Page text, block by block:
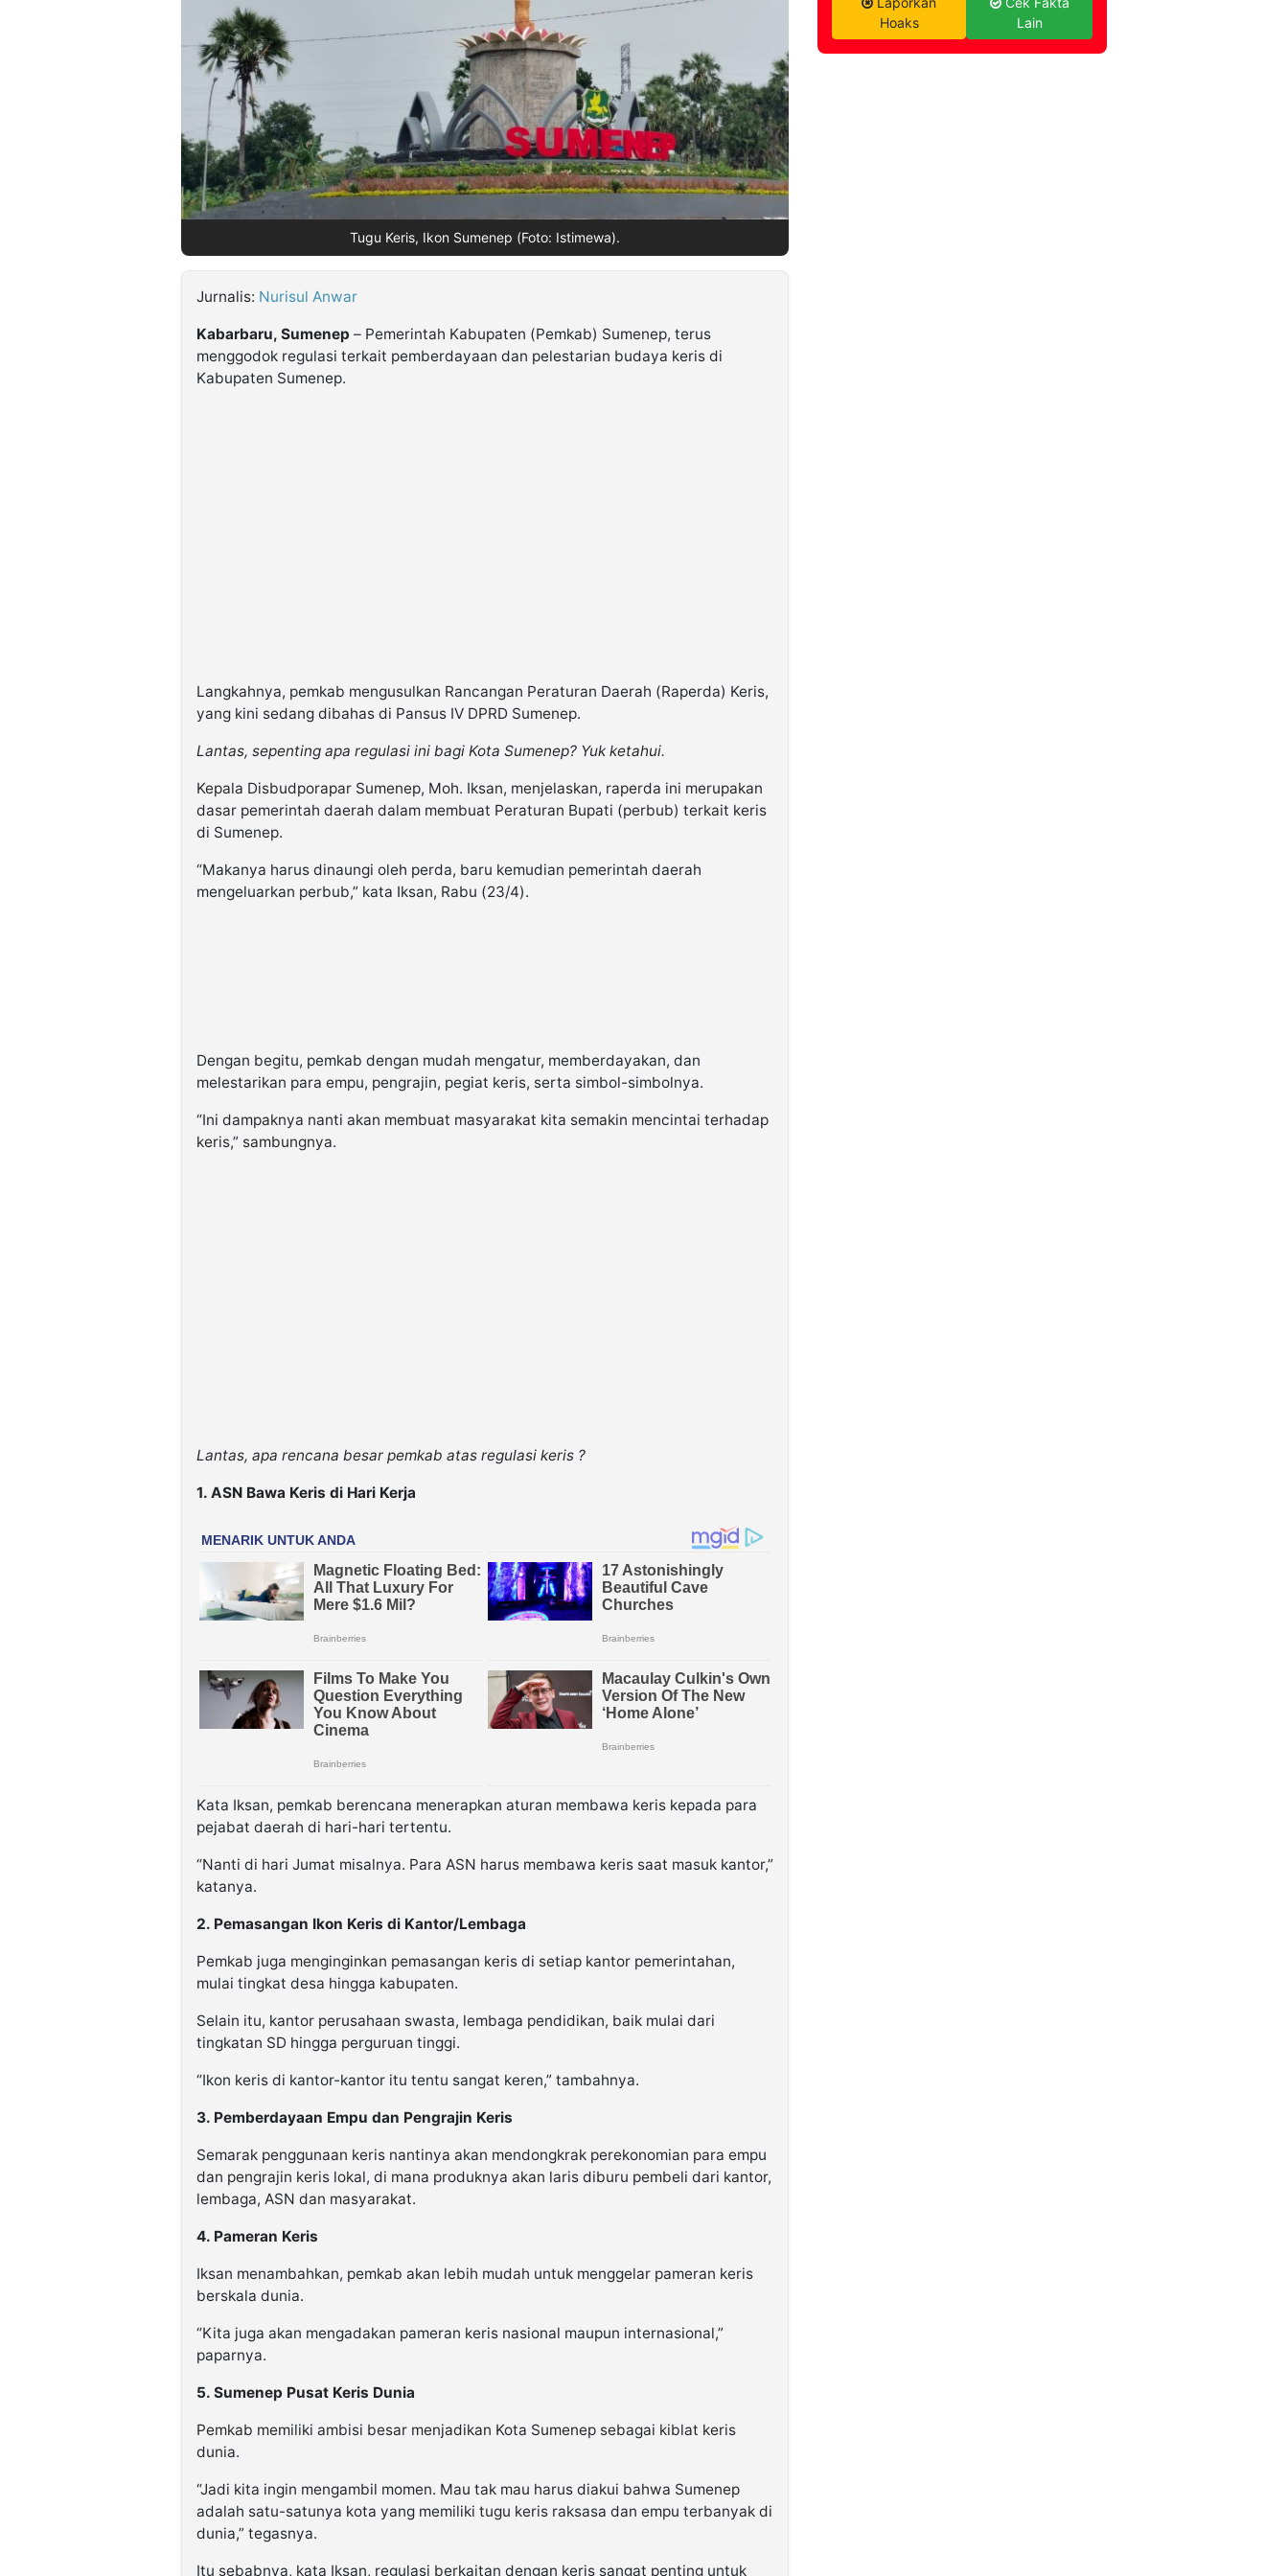
Tugu Keris, Ikon Sumenep (Foto: Istimewa).
Jurnalis: Nurisul Anwar
Kabarbaru, Sumenep – Pemerintah Kabupaten (Pemkab) Sumenep, terus
menggodok regulasi terkait pemberdayaan dan pelestarian budaya keris di
Kabupaten Sumenep.
Langkahnya, pemkab mengusulkan Rancangan Peraturan Daerah (Raperda) Keris,
yang kini sedang dibahas di Pansus IV DPRD Sumenep.
Lantas, sepenting apa regulasi ini bagi Kota Sumenep? Yuk ketahui.
Kepala Disbudporapar Sumenep, Moh. Iksan, menjelaskan, raperda ini merupakan
dasar pemerintah daerah dalam membuat Peraturan Bupati (perbub) terkait keris
di Sumenep.
“Makanya harus dinaungi oleh perda, baru kemudian pemerintah daerah
mengeluarkan perbub,” kata Iksan, Rabu (23/4).
Dengan begitu, pemkab dengan mudah mengatur, memberdayakan, dan
melestarikan para empu, pengrajin, pegiat keris, serta simbol-simbolnya.
“Ini dampaknya nanti akan membuat masyarakat kita semakin mencintai terhadap
keris,” sambungnya.
Lantas, apa rencana besar pemkab atas regulasi keris ?
1. ASN Bawa Keris di Hari Kerja
Kata Iksan, pemkab berencana menerapkan aturan membawa keris kepada para
pejabat daerah di hari-hari tertentu.
“Nanti di hari Jumat misalnya. Para ASN harus membawa keris saat masuk kantor,”
katanya.
2. Pemasangan Ikon Keris di Kantor/Lembaga
Pemkab juga menginginkan pemasangan keris di setiap kantor pemerintahan,
mulai tingkat desa hingga kabupaten.
Selain itu, kantor perusahaan swasta, lembaga pendidikan, baik mulai dari
tingkatan SD hingga perguruan tinggi.
“Ikon keris di kantor-kantor itu tentu sangat keren,” tambahnya.
3. Pemberdayaan Empu dan Pengrajin Keris
Semarak penggunaan keris nantinya akan mendongkrak perekonomian para empu
dan pengrajin keris lokal, di mana produknya akan laris diburu pembeli dari kantor,
lembaga, ASN dan masyarakat.
4. Pameran Keris
Iksan menambahkan, pemkab akan lebih mudah untuk menggelar pameran keris
berskala dunia.
“Kita juga akan mengadakan pameran keris nasional maupun internasional,”
paparnya.
5. Sumenep Pusat Keris Dunia
Pemkab memiliki ambisi besar menjadikan Kota Sumenep sebagai kiblat keris
dunia.
“Jadi kita ingin mengambil momen. Mau tak mau harus diakui bahwa Sumenep
adalah satu-satunya kota yang memiliki tugu keris raksasa dan empu terbanyak di
dunia,” tegasnya.
Itu sebabnya, kata Iksan, regulasi berkaitan dengan keris sangat penting untuk
Hoaks
Lain